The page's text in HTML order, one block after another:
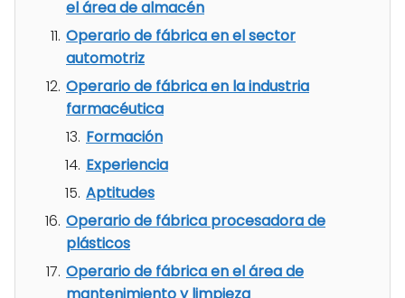
el área de almacén
Operario de fábrica en el sector
automotriz
Operario de fábrica en la industria
farmacéutica
Formación
Experiencia
Aptitudes
Operario de fábrica procesadora de
plásticos
Operario de fábrica en el área de
mantenimiento y limpieza